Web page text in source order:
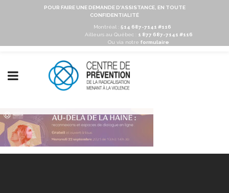
POUR FAIRE UNE DEMANDE D'ASSISTANCE, EN TOUTE
CONFIDENTIALITÉ
Montréal : 514 687-7141 #116
Ailleurs au Québec :
1 877 687-7141 #116
Ou via notre formulaire